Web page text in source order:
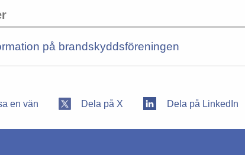
på brandskyddsföreningen
en vän Dela på X Dela på LinkedIn